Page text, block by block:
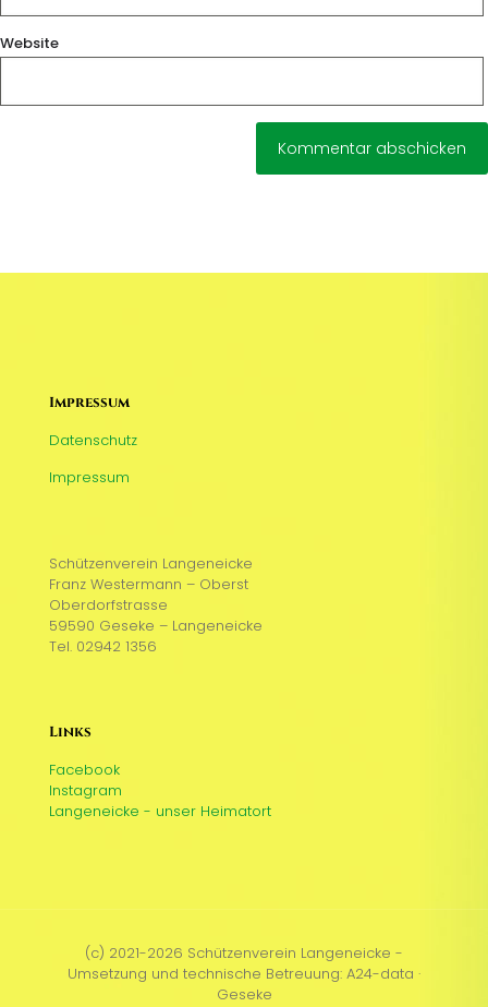
Website
Impressum
Datenschutz
Impressum
Schützenverein Langeneicke
Franz Westermann – Oberst
Oberdorfstrasse
59590 Geseke – Langeneicke
Tel. 02942 1356
Links
Facebook
Instagram
Langeneicke - unser Heimatort
(c) 2021-2026 Schützenverein Langeneicke -
Umsetzung und technische Betreuung: A24-data ·
Geseke